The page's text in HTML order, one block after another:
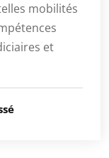
mobilités
et